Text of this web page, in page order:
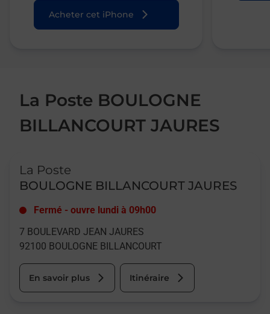
Acheter cet iPhone
La Poste BOULOGNE
BILLANCOURT JAURES
La Poste
BOULOGNE BILLANCOURT JAURES
Fermé - ouvre lundi à 09h00
7 BOULEVARD JEAN JAURES
92100 BOULOGNE BILLANCOURT
En savoir plus Itinéraire